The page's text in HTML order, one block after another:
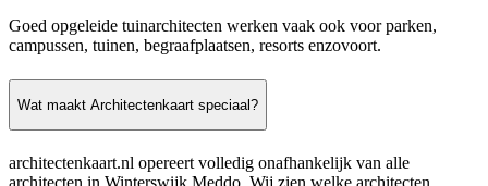
Goed opgeleide tuinarchitecten werken vaak ook voor parken,
campussen, tuinen, begraafplaatsen, resorts enzovoort.
Wat maakt Architectenkaart speciaal?
architectenkaart.nl opereert volledig onafhankelijk van alle